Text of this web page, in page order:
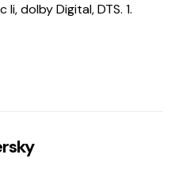
dolby Digital, DTS. 1.